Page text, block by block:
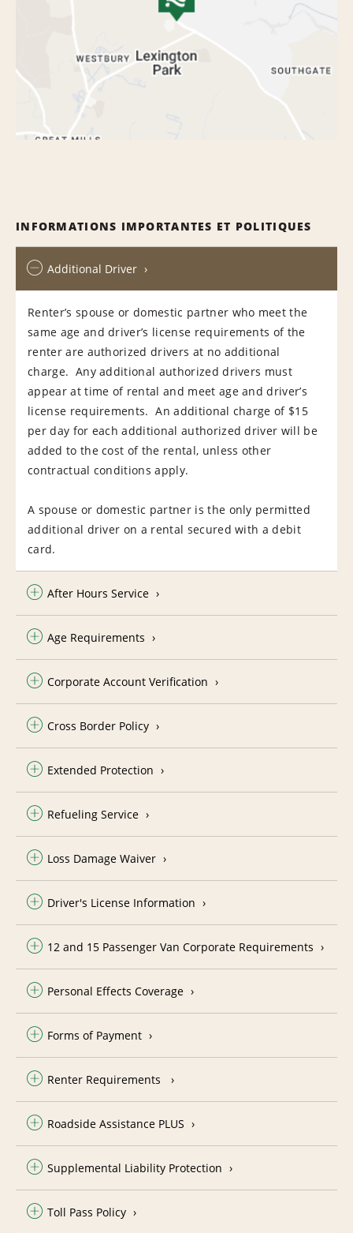
INFORMATIONS IMPORTANTES ET POLITIQUES
Additional Driver
Renter’s spouse or domestic partner who meet the
same age and driver’s license requirements of the
renter are authorized drivers at no additional
charge. Any additional authorized drivers must
appear at time of rental and meet age and driver’s
license requirements. An additional charge of $15
per day for each additional authorized driver will be
added to the cost of the rental, unless other
contractual conditions apply.
A spouse or domestic partner is the only permitted
additional driver on a rental secured with a debit
card.
After Hours Service
Age Requirements
Corporate Account Verification
Cross Border Policy
Extended Protection
Refueling Service
Loss Damage Waiver
Driver's License Information
12 and 15 Passenger Van Corporate Requirements
Personal Effects Coverage
Forms of Payment
Renter Requirements
Roadside Assistance PLUS
Supplemental Liability Protection
Toll Pass Policy